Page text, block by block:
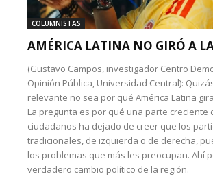
COLUMNISTAS
AMÉRICA LATINA NO GIRÓ A
(Gustavo Campos, investigador Centro
Opinión Pública, Universidad Central):
relevante no sea por qué América Latina
La pregunta es por qué una parte creciente
ciudadanos ha dejado de creer que los
tradicionales, de izquierda o de derecha,
los problemas que más les preocupan. Ahí
verdadero cambio político de la región.